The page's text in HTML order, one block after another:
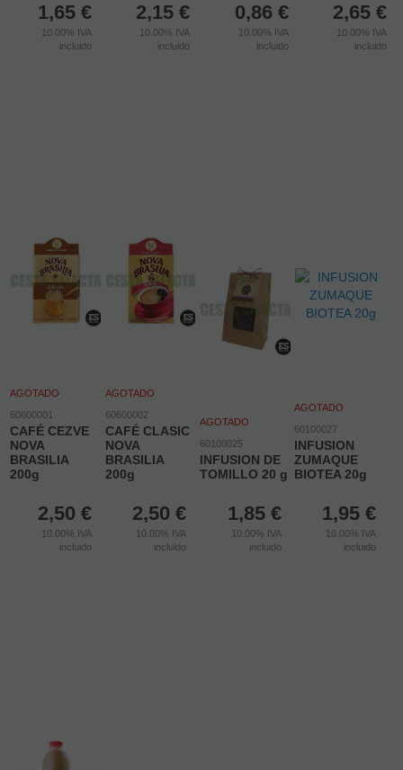
1,65 €
10.00% IVA
incluido
2,15 €
10.00% IVA
incluido
0,86 €
10.00% IVA
incluido
2,65 €
10.00% IVA
incluido
AGOTADO
60600001
CAFÉ CEZVE
NOVA
BRASILIA
200g
2,50 €
10.00% IVA
incluido
AGOTADO
60600002
CAFÉ CLASIC
NOVA
BRASILIA
200g
2,50 €
10.00% IVA
incluido
AGOTADO
60100025
INFUSION DE
TOMILLO 20 g
1,85 €
10.00% IVA
incluido
AGOTADO
60100027
INFUSION
ZUMAQUE
BIOTEA 20g
1,95 €
10.00% IVA
incluido